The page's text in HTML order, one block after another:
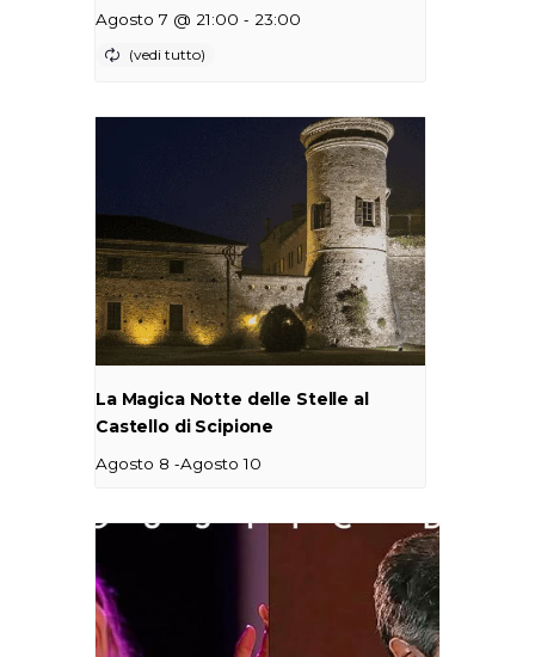
Agosto 7 @ 21:00 - 23:00
La Magica Notte delle Stelle al
Castello di Scipione
Agosto 8 -Agosto 10